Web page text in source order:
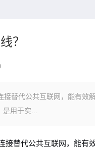
？
接替代公共互联网，能有效
是用于实...
接替代公共互联网，能有